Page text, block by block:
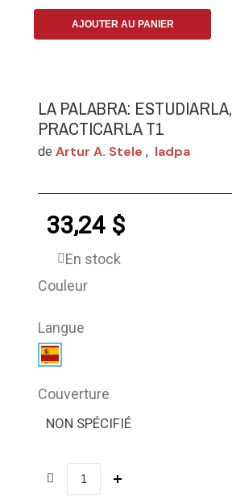
AJOUTER AU PANIER
LA PALABRA: ESTUDIARLA,
PRACTICARLA T1
de Artur A. Stele , Iadpa
33,24 $
En stock
Couleur
Langue
Couverture
NON SPÉCIFIÉ